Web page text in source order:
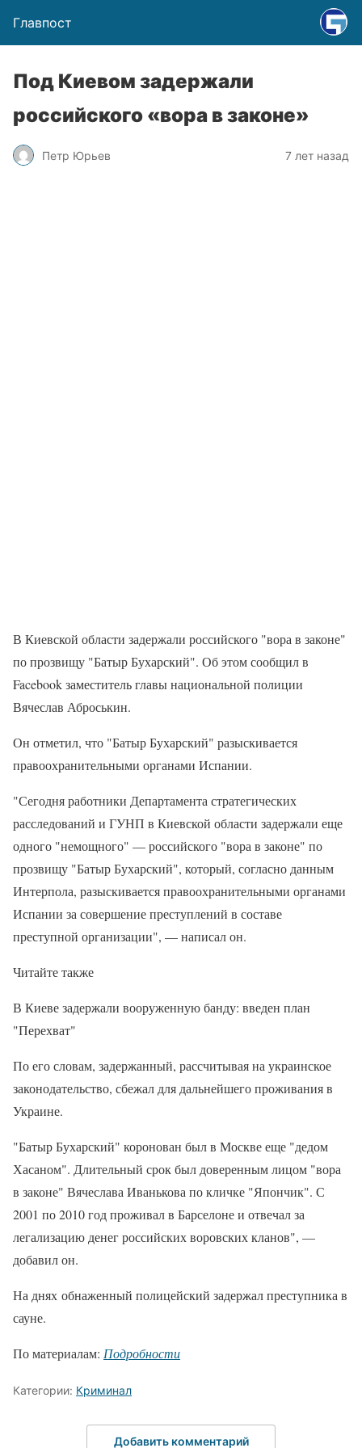
Главпост
Под Киевом задержали
российского «вора в законе»
Петр Юрьев 7 лет назад
В Киевской области задержали российского "вора в законе"
по прозвищу "Батыр Бухарский". Об этом сообщил в
Facebook заместитель главы национальной полиции
Вячеслав Аброськин.
Он отметил, что "Батыр Бухарский" разыскивается
правоохранительными органами Испании.
"Сегодня работники Департамента стратегических
расследований и ГУНП в Киевской области задержали еще
одного "немощного" — российского "вора в законе" по
прозвищу "Батыр Бухарский", который, согласно данным
Интерпола, разыскивается правоохранительными органами
Испании за совершение преступлений в составе
преступной организации", — написал он.
Читайте также
В Киеве задержали вооруженную банду: введен план
"Перехват"
По его словам, задержанный, рассчитывая на украинское
законодательство, сбежал для дальнейшего проживания в
Украине.
"Батыр Бухарский" коронован был в Москве еще "дедом
Хасаном". Длительный срок был доверенным лицом "вора
в законе" Вячеслава Иванькова по кличке "Япончик". С
2001 по 2010 год проживал в Барселоне и отвечал за
легализацию денег российских воровских кланов", —
добавил он.
На днях обнаженный полицейский задержал преступника в
сауне.
По материалам: Подробности
Категории: Криминал
Добавить комментарий